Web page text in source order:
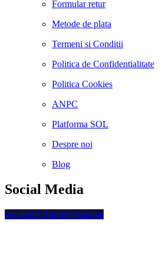
Formular retur
Metode de plata
Termeni si Conditii
Politica de Confidentialitate
Politica Cookies
ANPC
Platforma SOL
Despre noi
Blog
Social Media
Facebook Tik-tokYoutube